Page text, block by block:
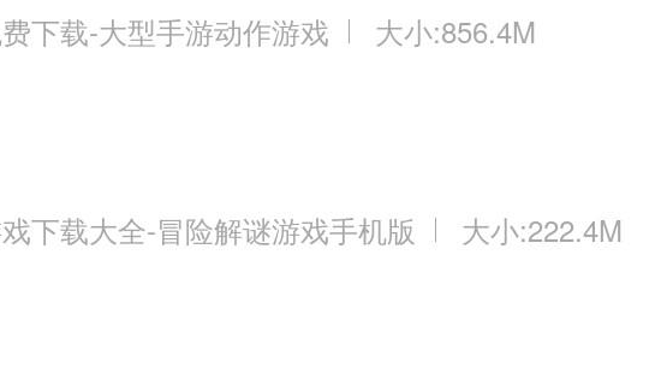
下载-大型手游动作游戏 大小:856.4M
下载大全-冒险解谜游戏手机版 大小:222.4M